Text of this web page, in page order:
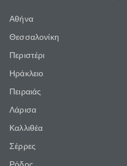
Αθήνα
Θεσσαλονίκη
Περιστέρι
Ηράκλειο
Πειραιάς
Λάρισα
Καλλιθέα
Σέρρες